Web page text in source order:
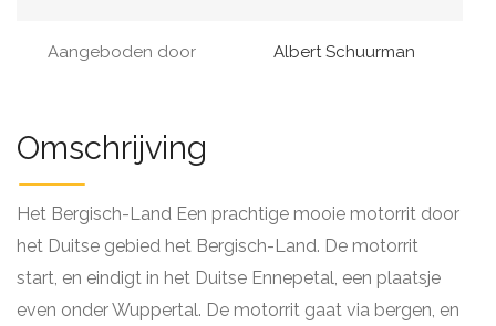
Aangeboden door Albert Schuurman
Omschrijving
Het Bergisch-Land Een prachtige mooie motorrit door
het Duitse gebied het Bergisch-Land. De motorrit
start, en eindigt in het Duitse Ennepetal, een plaatsje
even onder Wuppertal. De motorrit gaat via bergen, en